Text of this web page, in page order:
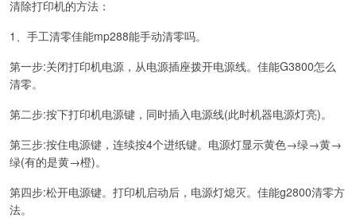
清除打印机的方法：
1、手工清零佳能mp288能手动清零吗。
第一步:关闭打印机电源，从电源插座拨开电源线。佳能G3800怎么
清零。
第二步:按下打印机电源键，同时插入电源线(此时机器电源灯亮)。
第三步:按住电源键，连续按4个进纸键。电源灯显示黄色→绿→黄→
绿(有的是黄→橙)。
第四步:松开电源键。打印机启动后，电源灯熄灭。佳能g2800清零方
法。